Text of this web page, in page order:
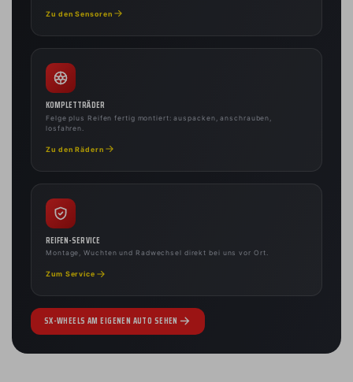
Zu den Sensoren
KOMPLETTRÄDER
Felge plus Reifen fertig montiert: auspacken, anschrauben,
losfahren.
Zu den Rädern
REIFEN-SERVICE
Montage, Wuchten und Radwechsel direkt bei uns vor Ort.
Zum Service
SX-WHEELS AM EIGENEN AUTO SEHEN